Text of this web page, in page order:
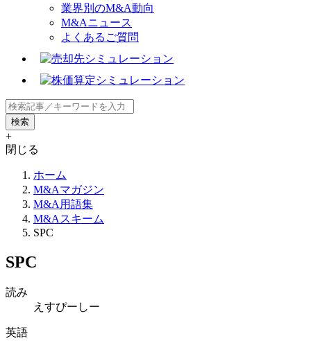
業界別のM&A動向
M&Aニュース
よくあるご質問
+
閉じる
ホーム
M&Aマガジン
M&A用語集
M&Aスキーム
SPC
SPC
読み
えすぴーしー
英語